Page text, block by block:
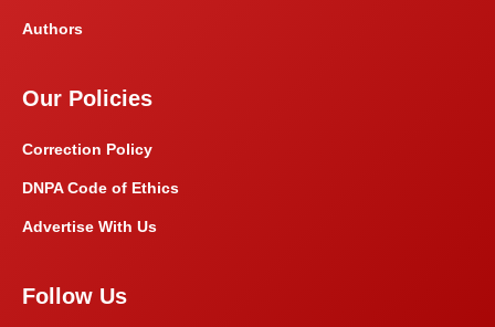
Authors
Our Policies
Correction Policy
DNPA Code of Ethics
Advertise With Us
Follow Us